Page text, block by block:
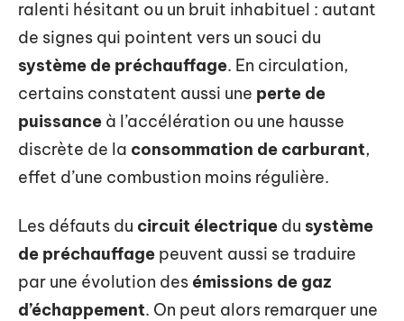
ralenti hésitant ou un bruit inhabituel : autant
de signes qui pointent vers un souci du
système de préchauffage. En circulation,
certains constatent aussi une perte de
puissance à l’accélération ou une hausse
discrète de la consommation de carburant,
effet d’une combustion moins régulière.
Les défauts du circuit électrique du système
de préchauffage peuvent aussi se traduire
par une évolution des émissions de gaz
d’échappement. On peut alors remarquer une